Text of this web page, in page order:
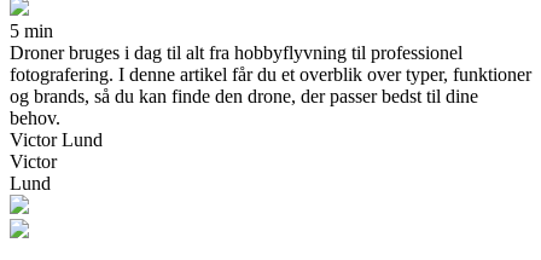
5 min
Droner bruges i dag til alt fra hobbyflyvning til professionel
fotografering. I denne artikel får du et overblik over typer, funktioner
og brands, så du kan finde den drone, der passer bedst til dine
behov.
Victor Lund
Victor
Lund